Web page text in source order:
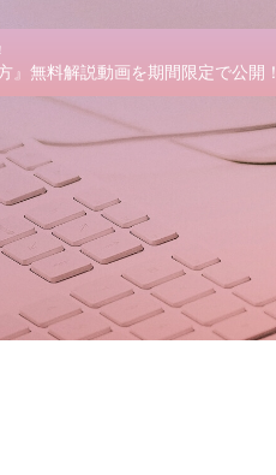
無料解説動画を期間限定で公開！